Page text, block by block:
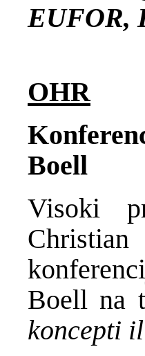
EUFOR,
OHR
Boell
Visoki
Boell na
koncepti